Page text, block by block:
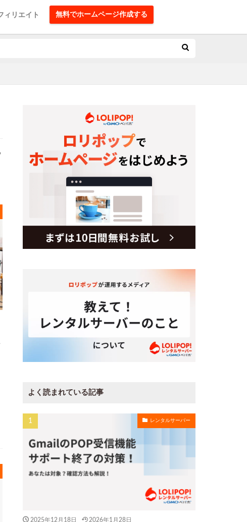
ィリエイト 無料でホームページ作成する
よく読まれている記事
レンタルサーバー
2025年12月18日 2026年1月28日